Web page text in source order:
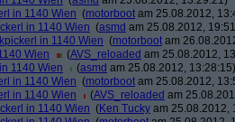
in 1140 Wien (motorboot am 25.08.2012,
in 1140 Wien (asmd am 25.08.2012,
in 1140 Wien (motorboot am
Wien
(AVS_reloaded am 25.08.2012,
1140 Wien
(asmd am 25.08.2012, 13:28:15)
in 1140 Wien (motorboot am 25.08.2012,
in 1140 Wien
(AVS_reloaded am
in 1140 Wien (Ken Tucky am 25.08.2012,